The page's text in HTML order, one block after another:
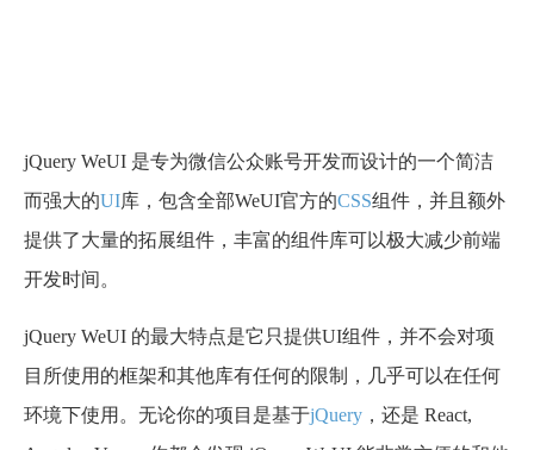
jQuery WeUI 是专为微信公众账号开发而设计的一个简洁
而强大的UI库，包含全部WeUI官方的CSS组件，并且额外
提供了大量的拓展组件，丰富的组件库可以极大减少前端
开发时间。
jQuery WeUI 的最大特点是它只提供UI组件，并不会对项
目所使用的框架和其他库有任何的限制，几乎可以在任何
环境下使用。无论你的项目是基于jQuery ，还是 React,